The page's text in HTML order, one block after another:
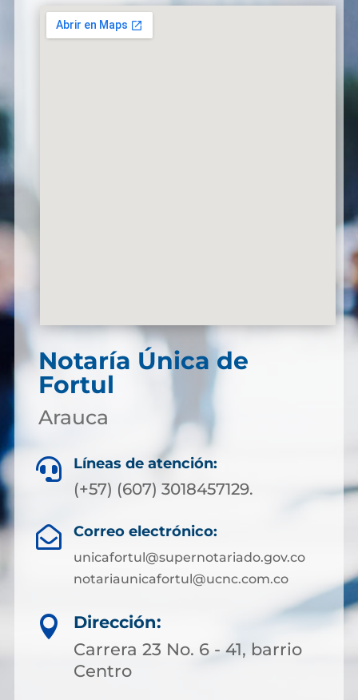
Notaría Única de
Fortul
Arauca
 Líneas de atención:
(+57) (607) 3018457129.
 Correo electrónico:
unicafortul@supernotariado.gov.co
notariaunicafortul@ucnc.com.co

Dirección:
Carrera 23 No. 6 - 41, barrio
Centro